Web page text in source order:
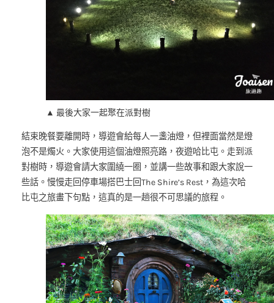
▲ 最後大家一起聚在派對樹
結束晚餐要離開時，導遊會給每人一盞油燈，但裡面當然是燈
泡不是燭火。大家使用這個油燈照亮路，夜遊哈比屯。走到派
對樹時，導遊會請大家圍繞一圈，並講一些故事和跟大家說一
些話。慢慢走回停車場搭巴士回The Shire’s Rest，為這次哈
比屯之旅畫下句點，這真的是一趟很不可思議的旅程。